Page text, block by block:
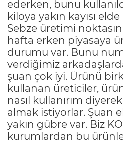
ederken, bunu
kiloya yakın kayısı
Sebze üretimi
hafta erken piyasaya
durumu var. Bunu
verdiğimiz
şuan çok iyi. Ürünü
kullanan üreticiler,
nasıl kullanırım
almak istiyorlar. Şuan
yakın gübre var. Biz
kurumlardan bu